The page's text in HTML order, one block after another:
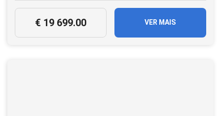
€ 19 699.00 VER MAIS